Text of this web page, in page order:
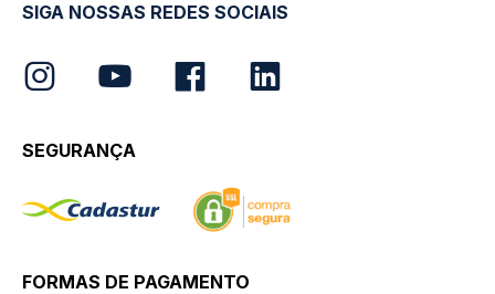
SIGA NOSSAS REDES SOCIAIS
SEGURANÇA
FORMAS DE PAGAMENTO